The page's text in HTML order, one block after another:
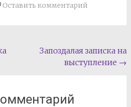
Оставить комментарий
Запоздалая записка на
выступление →